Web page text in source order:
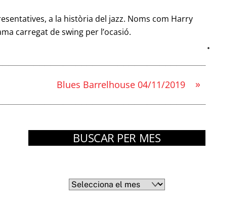
a la història del jazz. Noms com Harry
carregat de swing per l’ocasió.
»
Blues Barrelhouse 04/11/2019
BUSCAR PER MES
Arxius